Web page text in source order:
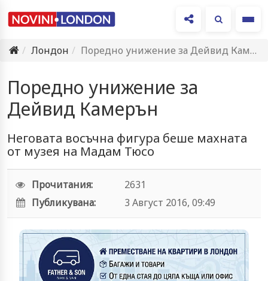
Лондон
Поредно унижение за Дейвид Камерън
Поредно унижение за
Дейвид Камерън
Неговата восъчна фигура беше махната
от музея на Мадам Тюсо
Прочитания:
2631
Публикувана:
3 Август 2016, 09:49